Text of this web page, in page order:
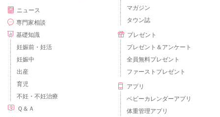
ニュース
専門家相談
基礎知識
妊娠前・妊活
妊娠中
出産
育児
不妊・不妊治療
Ｑ＆Ａ
マガジン
タウン誌
プレゼント
プレゼント＆アンケート
全員無料プレゼント
ファーストプレゼント
アプリ
ベビーカレンダーアプリ
体重管理アプリ